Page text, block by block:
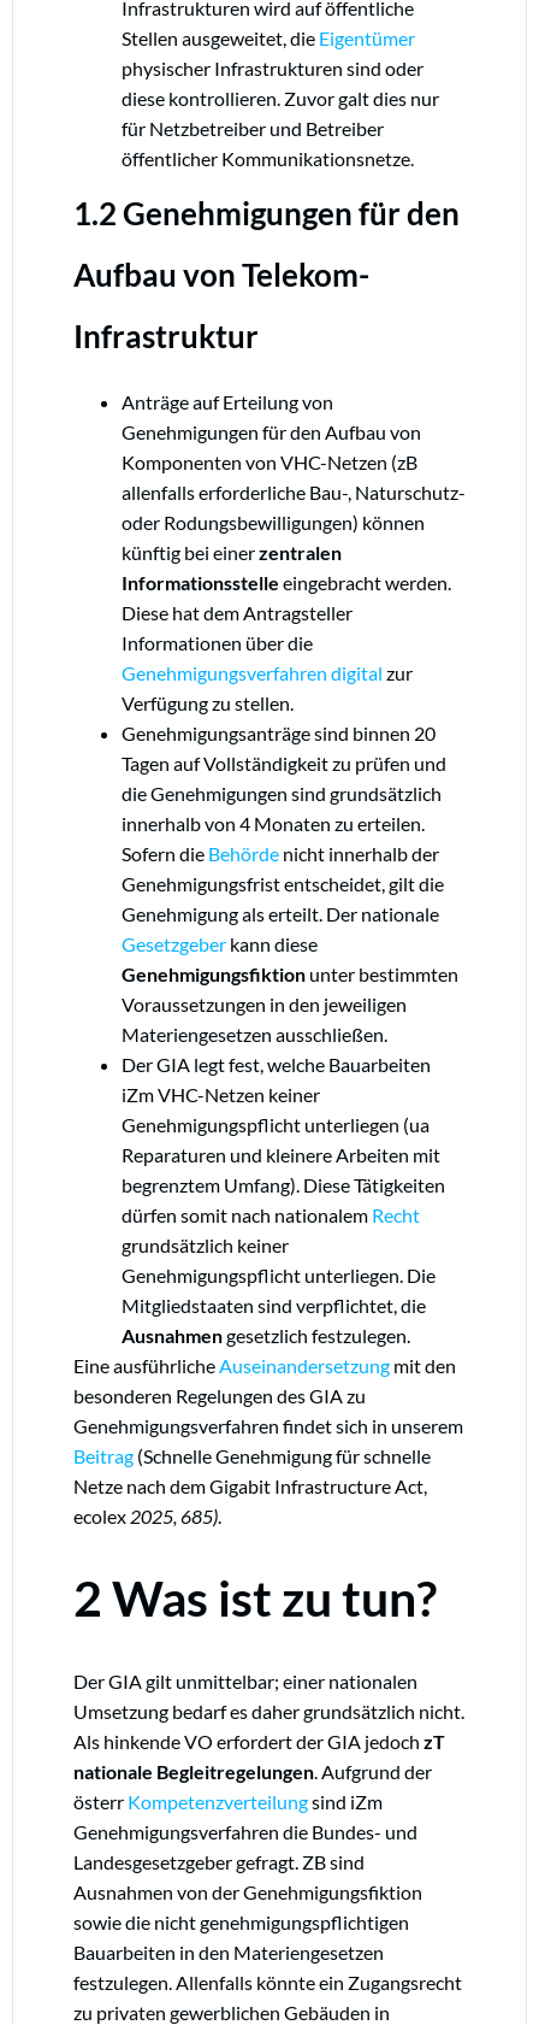
Infrastrukturen wird auf öffentliche
Stellen ausgeweitet, die Eigentümer
physischer Infrastrukturen sind oder
diese kontrollieren. Zuvor galt dies nur
für Netzbetreiber und Betreiber
öffentlicher Kommunikationsnetze.
1.2 Genehmigungen für den
Aufbau von Telekom-
Infrastruktur
Anträge auf Erteilung von
Genehmigungen für den Aufbau von
Komponenten von VHC-Netzen (zB
allenfalls erforderliche Bau-, Naturschutz-
oder Rodungsbewilligungen) können
künftig bei einerzentralen
Informationsstelle eingebracht werden.
Diese hat dem Antragsteller
Informationen über die
Genehmigungsverfahren digital zur
Verfügung zu stellen.
Genehmigungsanträge sind binnen 20
Tagen auf Vollständigkeit zu prüfen und
die Genehmigungen sind grundsätzlich
innerhalb von 4 Monaten zu erteilen.
Sofern die Behörde nicht innerhalb der
Genehmigungsfrist entscheidet, gilt die
Genehmigung als erteilt. Der nationale
Gesetzgeber kann diese
Genehmigungsfiktion unter bestimmten
Voraussetzungen in den jeweiligen
Materiengesetzen ausschließen.
Der GIA legt fest, welche Bauarbeiten
iZm VHC-Netzen keiner
Genehmigungspflicht unterliegen (ua
Reparaturen und kleinere Arbeiten mit
begrenztem Umfang). Diese Tätigkeiten
dürfen somit nach nationalem Recht
grundsätzlich keiner
Genehmigungspflicht unterliegen. Die
Mitgliedstaaten sind verpflichtet, die
Ausnahmengesetzlich festzulegen.
Eine ausführlicheAuseinandersetzung mit den
besonderen Regelungen des GIA zu
Genehmigungsverfahren findet sich in unserem
Beitrag (Schnelle Genehmigung für schnelle
Netze nach dem Gigabit Infrastructure Act,
ecolex 2025, 685).
2 Was ist zu tun?
Der GIA gilt unmittelbar; einer nationalen
Umsetzung bedarf es daher grundsätzlich nicht.
Als hinkende VO erfordert der GIA jedoch zT
nationale Begleitregelungen . Aufgrund der
österr Kompetenzverteilungsind iZm
Genehmigungsverfahren die Bundes- und
Landesgesetzgeber gefragt. ZB sind
Ausnahmen von der Genehmigungsfiktion
sowie die nicht genehmigungspflichtigen
Bauarbeiten in den Materiengesetzen
festzulegen. Allenfalls könnte ein Zugangsrecht
zu privaten gewerblichen Gebäuden in